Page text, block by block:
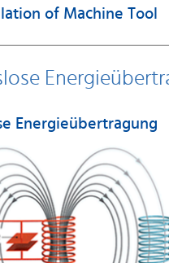
of Machine Tool
Energieübertragung